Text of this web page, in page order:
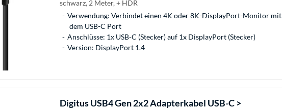
schwarz, 2 Meter, + HDR
Verwendung: Verbindet einen 4K oder 8K-DisplayPort-Monitor mit
dem USB-C Port
Anschlüsse: 1x USB-C (Stecker) auf 1x DisplayPort (Stecker)
Version: DisplayPort 1.4
DigitusUSB4 Gen 2x2 Adapterkabel USB-C >